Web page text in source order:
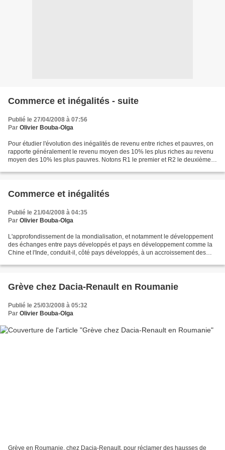
Commerce et inégalités - suite
Publié le 27/04/2008 à 07:56
Par Olivier Bouba-Olga
Pour étudier l'évolution des inégalités de revenu entre riches et pauvres, on
rapporte généralement le revenu moyen des 10% les plus riches au revenu
moyen des 10% les plus pauvres. Notons R1 le premier et R2 le deuxième.
Commerce et inégalités
Publié le 21/04/2008 à 04:35
Par Olivier Bouba-Olga
L'approfondissement de la mondialisation, et notamment le développement
des échanges entre pays développés et pays en développement comme la
Chine et l'Inde, conduit-il, côté pays développés, à un accroissement des
Grève chez Dacia-Renault en Roumanie
Publié le 25/03/2008 à 05:32
Par Olivier Bouba-Olga
Grève en Roumanie, chez Dacia-Renault, pour réclamer des hausses de